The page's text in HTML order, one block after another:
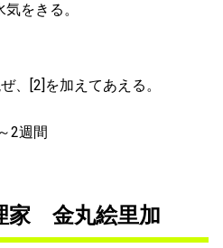
をきる。
、[2]を加えてあえる。
2週間
家 金丸絵里加